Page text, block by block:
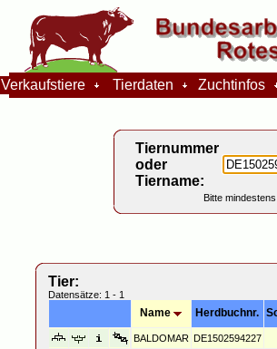
Verkaufstiere Tierdaten Zuchtinfos
Tiernummer
oder
Tiername:
Bitte
Tier:
Datensätze: 1 - 1
Name Herdbuchnr.
BALDOMAR DE1502594227